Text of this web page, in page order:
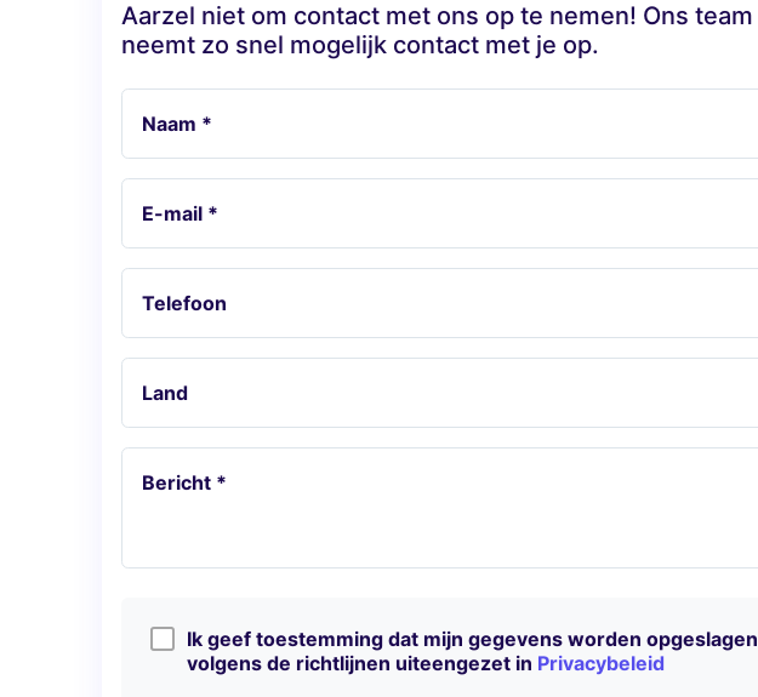
Aarzel niet om contact met ons op te nemen! Ons team
neemt zo snel mogelijk contact met je op.
Naam *
E-mail *
Telefoon
Land
Bericht *
Ik geef toestemming dat mijn gegevens worden opgeslagen
volgens de richtlijnen uiteengezet in Privacybeleid